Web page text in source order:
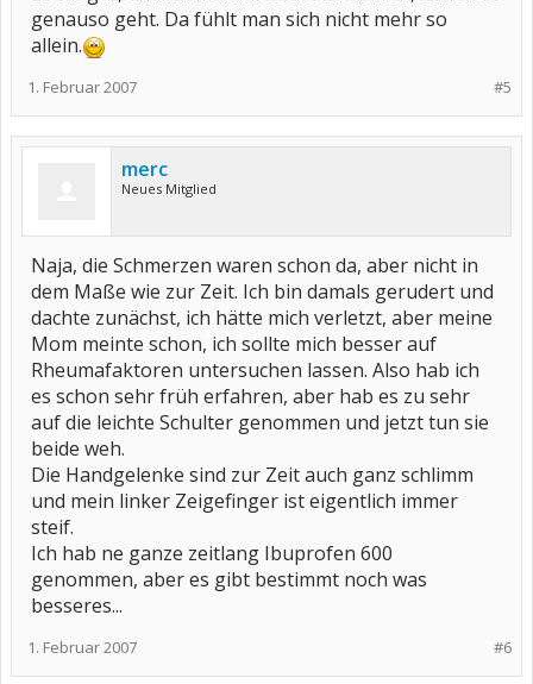
genauso geht. Da fühlt man sich nicht mehr so
allein.
#5
1. Februar 2007
merc
Neues Mitglied
Naja, die Schmerzen waren schon da, aber nicht in
dem Maße wie zur Zeit. Ich bin damals gerudert und
dachte zunächst, ich hätte mich verletzt, aber meine
Mom meinte schon, ich sollte mich besser auf
Rheumafaktoren untersuchen lassen. Also hab ich
es schon sehr früh erfahren, aber hab es zu sehr
auf die leichte Schulter genommen und jetzt tun sie
beide weh.
Die Handgelenke sind zur Zeit auch ganz schlimm
und mein linker Zeigefinger ist eigentlich immer
steif.
Ich hab ne ganze zeitlang Ibuprofen 600
genommen, aber es gibt bestimmt noch was
besseres...
#6
1. Februar 2007